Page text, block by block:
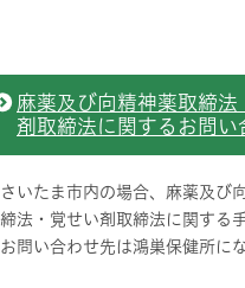
麻薬及び向精神薬取締法
剤取締法に関するお問い
さいたま市内の場合、麻薬及び
締法・覚せい剤取締法に関する
お問い合わせ先は鴻巣保健所に